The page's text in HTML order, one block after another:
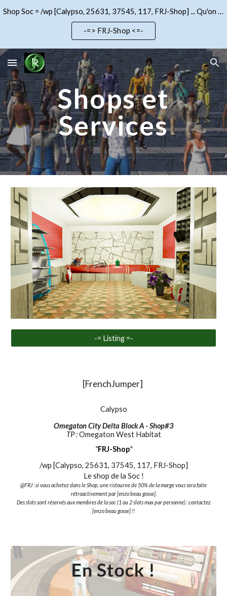
Skip to main content Skip to navigation
Shop Soc = /wp [Calypso, 25631, 37545, 117, FRJ-Shop] ... Qu'on se le dise !!!
-=> FRJ-Shop <=-
Shops et
Services
-= Listing =-
[FrenchJumper]
Calypso
Omegaton City Delta Block A - Shop#3
TP :Omegaton West Habitat
"FRJ-Shop"
/wp [Calypso, 25631, 37545, 117, FRJ-Shop]
Le shop de la Soc !
@FRJ : si vous achetez dans le Shop, une ristourne de 50% de la marge vous sera faite
rétroactivement par [enzo beau gosse].
Des slots sont réservés aux membres de la soc (1 ou 2 slots max par personne) : contactez
[enzo beau gosse] !!